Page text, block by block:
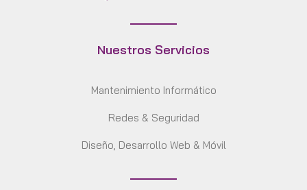
Nuestros Servicios
Mantenimiento Informático
Redes & Seguridad
Diseño, Desarrollo Web & Móvil